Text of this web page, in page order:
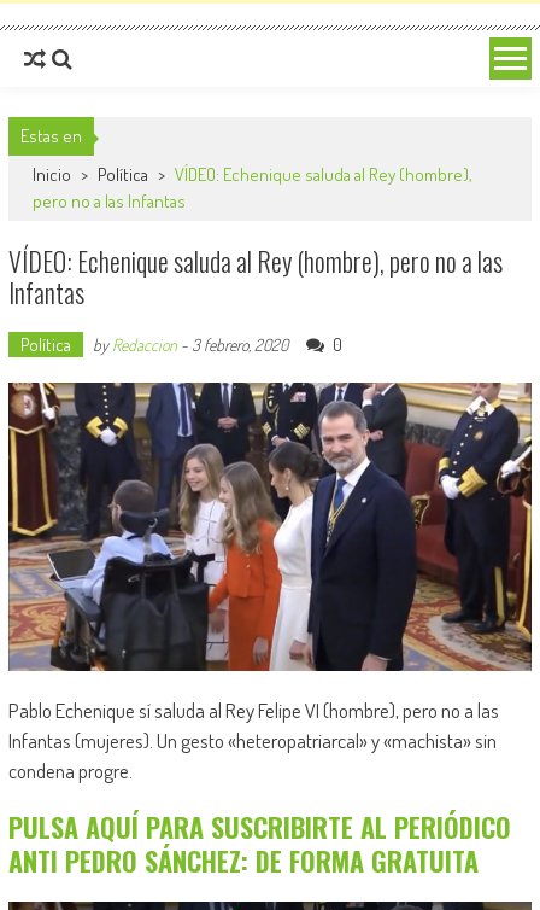
Estas en
Inicio > Política > VÍDEO: Echenique saluda al Rey (hombre),
pero no a las Infantas
VÍDEO: Echenique saluda al Rey (hombre), pero no a las
Infantas
Política byRedaccion- 3 febrero, 2020 0
Pablo Echenique sí saluda al Rey Felipe VI (hombre), pero no a las
Infantas (mujeres). Un gesto «heteropatriarcal» y «machista» sin
condena progre.
PULSA AQUÍ PARA SUSCRIBIRTE AL PERIÓDICO
ANTI PEDRO SÁNCHEZ: DE FORMA GRATUITA